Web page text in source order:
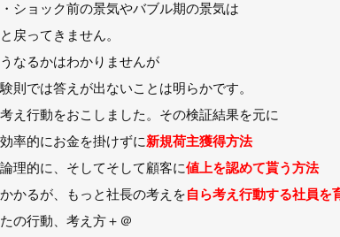
ショック前の景気やバブル期の景気は
戻ってきません。
なるかはわかりませんが
則では答えが出ないことは明らかです。
え行動をおこしました。その検証結果を元に
効率的にお金を掛けずに新規荷主獲得方法
論理的に、そしてそして顧客に値上を認めて貰う方法
かかるが、もっと社長の考えを自ら考え行動する社員を
の行動、考え方＋＠